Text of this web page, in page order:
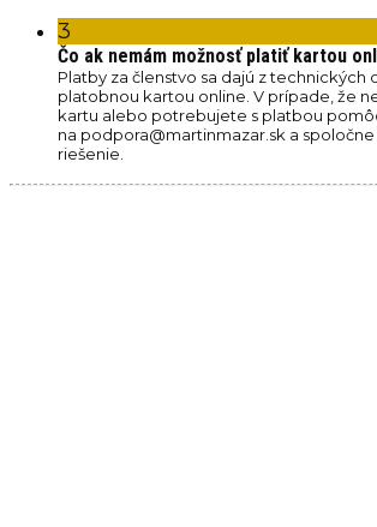
3
Čo ak nemám možnosť platiť kartou
Platby za členstvo sa dajú z technických
platobnou kartou online. V prípade, že
kartu alebo potrebujete s platbou
na podpora@martinmazar.sk a
riešenie.